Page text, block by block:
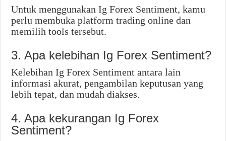
Untuk menggunakan Ig Forex Sentiment, kamu
perlu membuka platform trading online dan
memilih tools tersebut.
3. Apa kelebihan Ig Forex Sentiment?
Kelebihan Ig Forex Sentiment antara lain
informasi akurat, pengambilan keputusan yang
lebih tepat, dan mudah diakses.
4. Apa kekurangan Ig Forex
Sentiment?